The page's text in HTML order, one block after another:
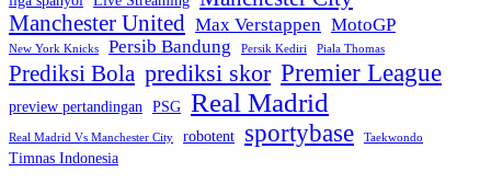
Manchester United Max Verstappen MotoGP
New York Knicks Persib Bandung Persik Kediri Piala Thomas
Prediksi Bola prediksi skor Premier League
preview pertandingan PSG Real Madrid
Real Madrid Vs Manchester City robotent sportybase Taekwondo
Timnas Indonesia